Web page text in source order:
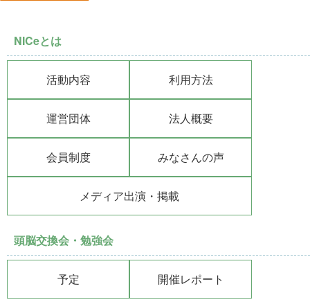
NICeとは
活動内容 利用方法
運営団体 法人概要
会員制度 みなさんの声
メディア出演・掲載
頭脳交換会・勉強会
予定 開催レポート